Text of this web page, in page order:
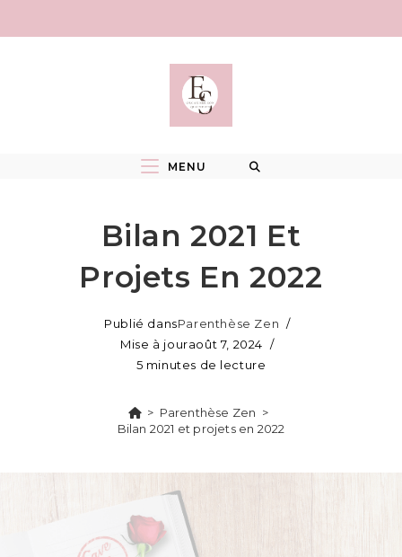
MENU
Bilan 2021 Et
Projets En 2022
Publié dansParenthèse Zen
Mise à jouraoût 7, 2024
5 minutes de lecture
> Parenthèse Zen >
Bilan 2021 et projets en 2022